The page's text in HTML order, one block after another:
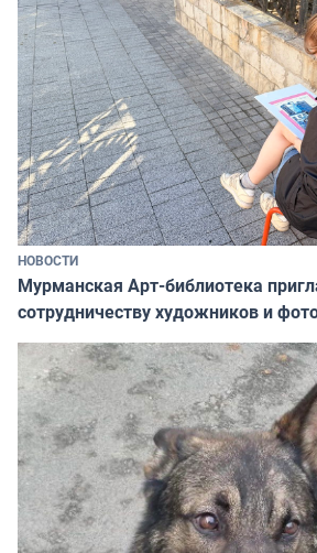
НОВОСТИ
Мурманская Арт-библиотека
сотрудничеству художников и